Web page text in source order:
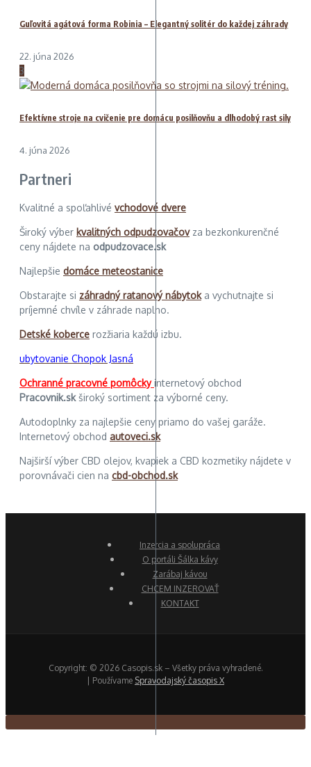
Guľovitá agátová forma Robinia – Elegantný solitér do každej záhrady
22. júna 2026
3
Efektívne stroje na cvičenie pre domácu posilňovňu a dlhodobý rast sily
4. júna 2026
Partneri
Kvalitné a spoľahlivé vchodové dvere
Široký výber kvalitných odpudzovačovza bezkonkurenčné
ceny nájdete na odpudzovace.sk
Najlepšie domáce meteostanice
Obstarajte si záhradný ratanový nábytoka vychutnajte si
príjemné chvíle v záhrade naplno.
Detské koberce rozžiaria každú izbu.
ubytovanie Chopok Jasná
Ochranné pracovné pomôckyinternetový obchod
Pracovnik.skširoký sortiment za výborné ceny.
Autodoplnky za najlepšie ceny priamo do vašej garáže.
Internetový obchod autoveci.sk
Najširší výber CBD olejov, kvapiek a CBD kozmetiky nájdete v
porovnávači cien na cbd-obchod.sk
Inzercia a spolupráca
O portáli Šálka kávy
Zarábaj kávou
CHCEM INZEROVAŤ
KONTAKT
Copyright: © 2026 Casopis.sk – Všetky práva vyhradené.
| Používame Spravodajský časopis X